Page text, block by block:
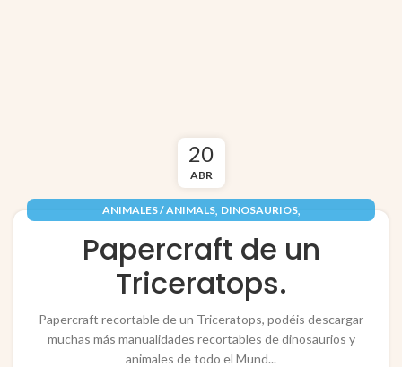
20
ABR
ANIMALES / ANIMALS, DINOSAURIOS,
RECORTABLES PAPERCRAFT
Papercraft de un
Triceratops.
Papercraft recortable de un Triceratops, podéis descargar
muchas más manualidades recortables de dinosaurios y
animales de todo el Mund...